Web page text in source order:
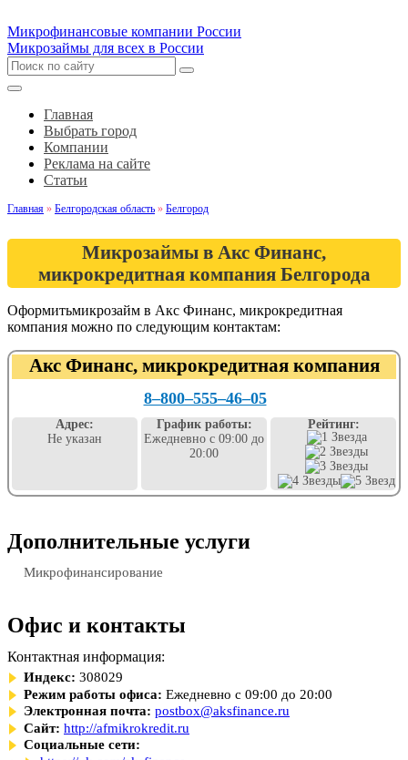
Микрофинансовые компании России
Микрозаймы для всех в России
Главная
Выбрать город
Компании
Реклама на сайте
Статьи
Главная » Белгородская область » Белгород
Микрозаймы в Акс Финанс,
микрокредитная компания Белгорода
Оформитьмикрозайм в Акс Финанс, микрокредитная
компания можно по следующим контактам:
Акс Финанс, микрокредитная компания
8‒800‒555‒46‒05
Адрес:
Не указан
График работы:
Ежедневно с 09:00 до
20:00
Рейтинг:
Дополнительные услуги
Микрофинансирование
Офис и контакты
Контактная информация:
Индекс: 308029
Режим работы офиса: Ежедневно с 09:00 до 20:00
Электронная почта: postbox@aksfinance.ru
Сайт: http://afmikrokredit.ru
Социальные сети: